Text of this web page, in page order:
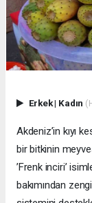
Erkek| Kadın
Akdeniz’in kıyı
bir bitkinin
’Frenk inciri’
bakımından